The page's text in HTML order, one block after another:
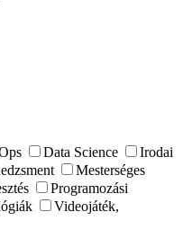
Data Science
Irodai
Mesterséges
Programozási
Videojáték,